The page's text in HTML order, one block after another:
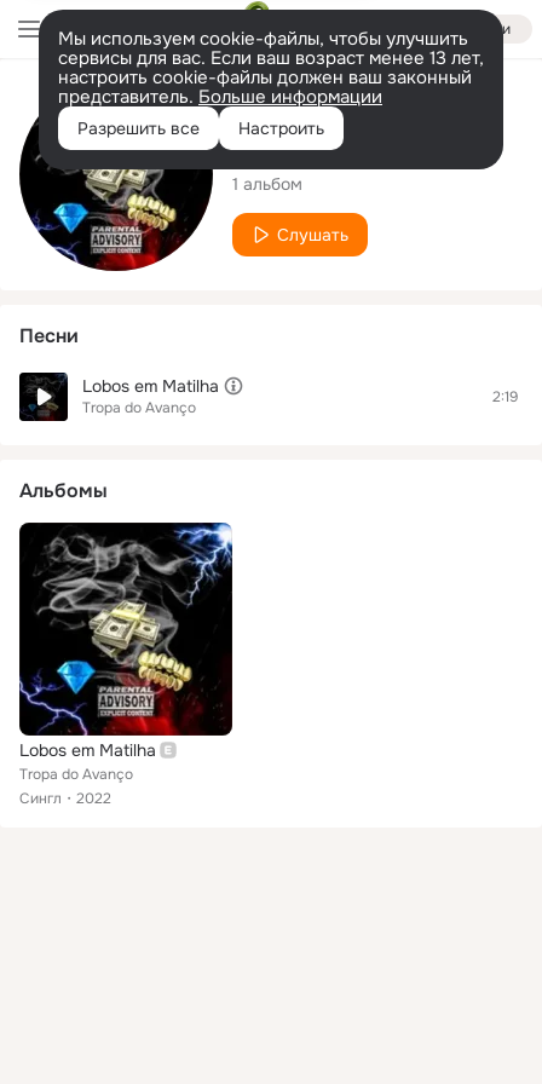
Войти
Мы используем cookie-файлы, чтобы улучшить
сервисы для вас. Если ваш возраст менее 13 лет,
настроить cookie-файлы должен ваш законный
представитель. Больше информации
Разрешить все Настроить
Исполнитель
Tropa do Avanço
1 альбом
Слушать
Песни
Lobos em Matilha
Tropa do Avanço
2:19
Альбомы
Lobos em Matilha
Tropa do Avanço
Сингл
2022